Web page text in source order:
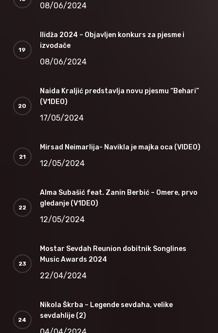
08/06/2024
Ilidža 2024 – Objavljen konkurs za pjesme i
izvođače
08/06/2024
Naida Kraljić predstavlja novu pjesmu “Behari”
(V1DEO)
17/05/2024
Mirsad Neimarlija- Navikla je majka oca (VIDEO)
12/05/2024
Alma Subašić feat. Zanin Berbić – Omere, prvo
gledanje (V1DEO)
12/05/2024
Mostar Sevdah Reunion dobitnik Songlines
Music Awards 2024
22/04/2024
Nikola Škrba – Legende sevdaha, velike
sevdahlije (2)